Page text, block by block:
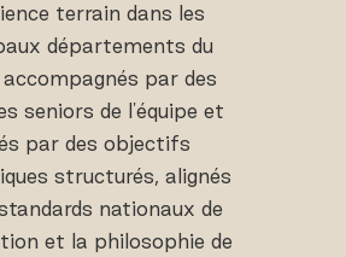
terrain dans les
départements du
par des
seniors de l'équipe et
par des objectifs
structurés, alignés
nationaux de
et la philosophie de